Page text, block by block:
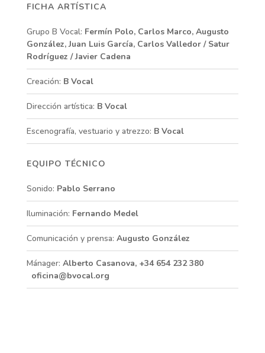
FICHA ARTÍSTICA
Grupo B Vocal: Fermín Polo, Carlos Marco, Augusto
González, Juan Luis García, Carlos Valledor / Satur
Rodríguez / Javier Cadena
Creación: B Vocal
Dirección artística: B Vocal
Escenografía, vestuario y atrezzo: B Vocal
EQUIPO TÉCNICO
Sonido: Pablo Serrano
Iluminación: Fernando Medel
Comunicación y prensa: Augusto González
Mánager: Alberto Casanova, +34 654 232 380
oficina@bvocal.org